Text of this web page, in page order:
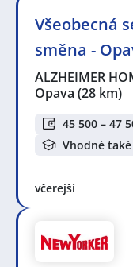
Všeobecná
směna -
ALZHEIMER
Opava (28 km)
45 500 – 47
Vhodné
včerejší